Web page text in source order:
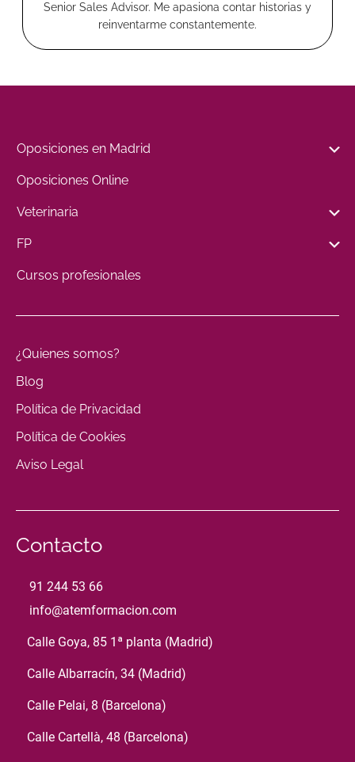
Senior Sales Advisor. Me apasiona contar historias y
reinventarme constantemente.
Oposiciones en Madrid
Oposiciones Online
Veterinaria
FP
Cursos profesionales
¿Quienes somos?
Blog
Política de Privacidad
Política de Cookies
Aviso Legal
Contacto
91 244 53 66
info@atemformacion.com
Calle Goya, 85 1ª planta (Madrid)
Calle Albarracín, 34 (Madrid)
Calle Pelai, 8 (Barcelona)
Calle Cartellà, 48 (Barcelona)